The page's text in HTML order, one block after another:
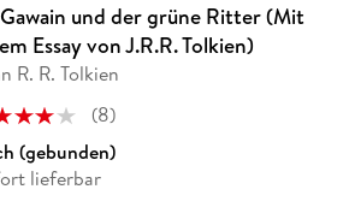
und der grüne Ritter (Mit
Essay von J.R.R. Tolkien)
R. R. Tolkien
(8)
(gebunden)
lieferbar